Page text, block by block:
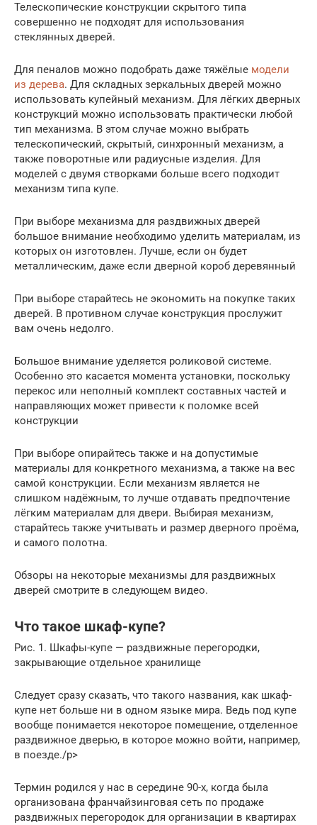
Телескопические конструкции скрытого типа
совершенно не подходят для использования
стеклянных дверей.
Для пеналов можно подобрать даже тяжёлые модели
из дерева. Для складных зеркальных дверей можно
использовать купейный механизм. Для лёгких дверных
конструкций можно использовать практически любой
тип механизма. В этом случае можно выбрать
телескопический, скрытый, синхронный механизм, а
также поворотные или радиусные изделия. Для
моделей с двумя створками больше всего подходит
механизм типа купе.
При выборе механизма для раздвижных дверей
большое внимание необходимо уделить материалам, из
которых он изготовлен. Лучше, если он будет
металлическим, даже если дверной короб деревянный
При выборе старайтесь не экономить на покупке таких
дверей. В противном случае конструкция прослужит
вам очень недолго.
Большое внимание уделяется роликовой системе.
Особенно это касается момента установки, поскольку
перекос или неполный комплект составных частей и
направляющих может привести к поломке всей
конструкции
При выборе опирайтесь также и на допустимые
материалы для конкретного механизма, а также на вес
самой конструкции. Если механизм является не
слишком надёжным, то лучше отдавать предпочтение
лёгким материалам для двери. Выбирая механизм,
старайтесь также учитывать и размер дверного проёма,
и самого полотна.
Обзоры на некоторые механизмы для раздвижных
дверей смотрите в следующем видео.
Что такое шкаф-купе?
Рис. 1. Шкафы-купе — раздвижные перегородки,
закрывающие отдельное хранилище
Следует сразу сказать, что такого названия, как шкаф-
купе нет больше ни в одном языке мира. Ведь под купе
вообще понимается некоторое помещение, отделенное
раздвижное дверью, в которое можно войти, например,
в поезде./p>
Термин родился у нас в середине 90-х, когда была
организована франчайзинговая сеть по продаже
раздвижных перегородок для организации в квартирах